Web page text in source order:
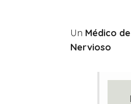
Un Médico
Nervioso